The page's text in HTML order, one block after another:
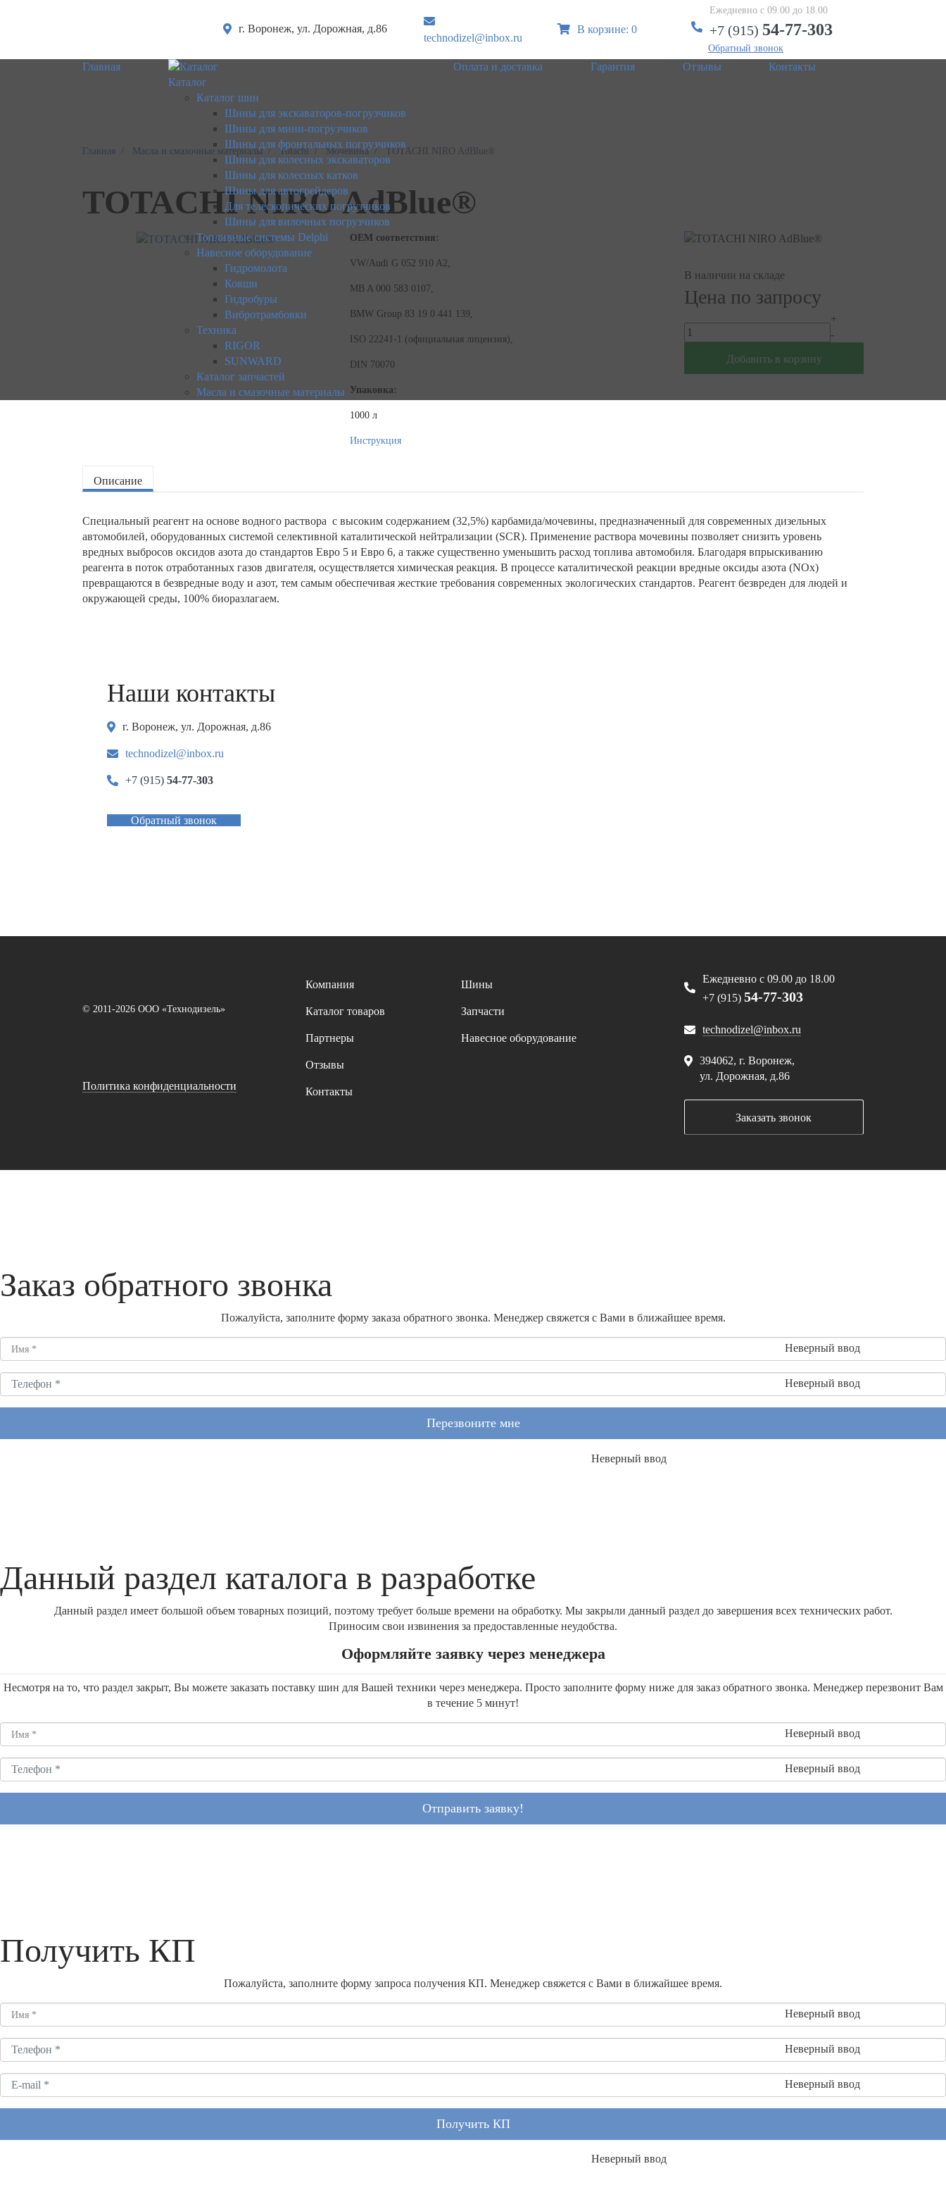
г. Воронеж, ул. Дорожная, д.86
technodizel@inbox.ru
В корзине: 0
Ежедневно с 09.00 до 18.00
+7 (915) 54-77-303
Обратный звонок
Главная
Каталог
Каталог шин
Шины для экскаваторов-погрузчиков
Шины для мини-погрузчиков
Шины для фронтальных погрузчиков
Шины для колесных экскаваторов
Шины для колесных катков
Шины для автогрейдеров
Для телескопических погрузчиков
Шины для вилочных погрузчиков
Топливные системы Delphi
Навесное оборудование
Гидромолота
Ковши
Гидробуры
Вибротрамбовки
Техника
RIGOR
SUNWARD
Каталог запчастей
Масла и смазочные материалы
Оплата и доставка Гарантия Отзывы Контакты
Главная Масла и смазочные материалы Totachi Мочевина TOTACHI NIRO AdBlue®
TOTACHI NIRO AdBlue®
ОЕМ соответствия:
VW/Audi G 052 910 A2,
MB A 000 583 0107,
BMW Group 83 19 0 441 139,
ISO 22241-1 (официальная лицензия),
DIN 70070
Упаковка:
1000 л
Инструкция
В наличии на складе
Цена по запросу
+
-
Добавить в корзину
Описание
Специальный реагент на основе водного раствора с высоким содержанием (32,5%) карбамида/мочевины, предназначенный для современных дизельных
автомобилей, оборудованных системой селективной каталитической нейтрализации (SCR). Применение раствора мочевины позволяет снизить уровень
вредных выбросов оксидов азота до стандартов Евро 5 и Евро 6, а также существенно уменьшить расход топлива автомобиля. Благодаря впрыскиванию
реагента в поток отработанных газов двигателя, осуществляется химическая реакция. В процессе каталитической реакции вредные оксиды азота (NOx)
превращаются в безвредные воду и азот, тем самым обеспечивая жесткие требования современных экологических стандартов. Реагент безвреден для людей и
окружающей среды, 100% биоразлагаем.
Наши контакты
г. Воронеж, ул. Дорожная, д.86
technodizel@inbox.ru
+7 (915) 54-77-303
Обратный звонок
© 2011-2026 ООО «Технодизель»
Политика конфиденциальности
Компания
Каталог товаров
Партнеры
Отзывы
Контакты
Шины
Запчасти
Навесное оборудование
Ежедневно с 09.00 до 18.00
+7 (915) 54-77-303
technodizel@inbox.ru
394062, г. Воронеж,
ул. Дорожная, д.86
Заказать звонок
Заказ обратного звонка
Пожалуйста, заполните форму заказа обратного звонка. Менеджер свяжется с Вами в ближайшее время.
Неверный ввод
Неверный ввод
Перезвоните мне
Неверный ввод
Данный раздел каталога в разработке
Данный раздел имеет большой объем товарных позиций, поэтому требует больше времени на обработку. Мы закрыли данный раздел до завершения всех технических работ.
Приносим свои извинения за предоставленные неудобства.
Оформляйте заявку через менеджера
Несмотря на то, что раздел закрыт, Вы можете заказать поставку шин для Вашей техники через менеджера. Просто заполните форму ниже для заказ обратного звонка. Менеджер перезвонит Вам
в течение 5 минут!
Неверный ввод
Неверный ввод
Отправить заявку!
Получить КП
Пожалуйста, заполните форму запроса получения КП. Менеджер свяжется с Вами в ближайшее время.
Неверный ввод
Неверный ввод
Неверный ввод
Получить КП
Неверный ввод